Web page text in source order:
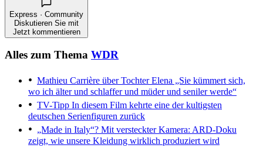
Express · Community
Diskutieren Sie mit
Jetzt kommentieren
Alles zum Thema WDR
Mathieu Carrière über Tochter Elena „Sie kümmert sich,
wo ich älter und schlaffer und müder und seniler werde“
TV-Tipp In diesem Film kehrte eine der kultigsten
deutschen Serienfiguren zurück
„Made in Italy“? Mit versteckter Kamera: ARD-Doku
zeigt, wie unsere Kleidung wirklich produziert wird